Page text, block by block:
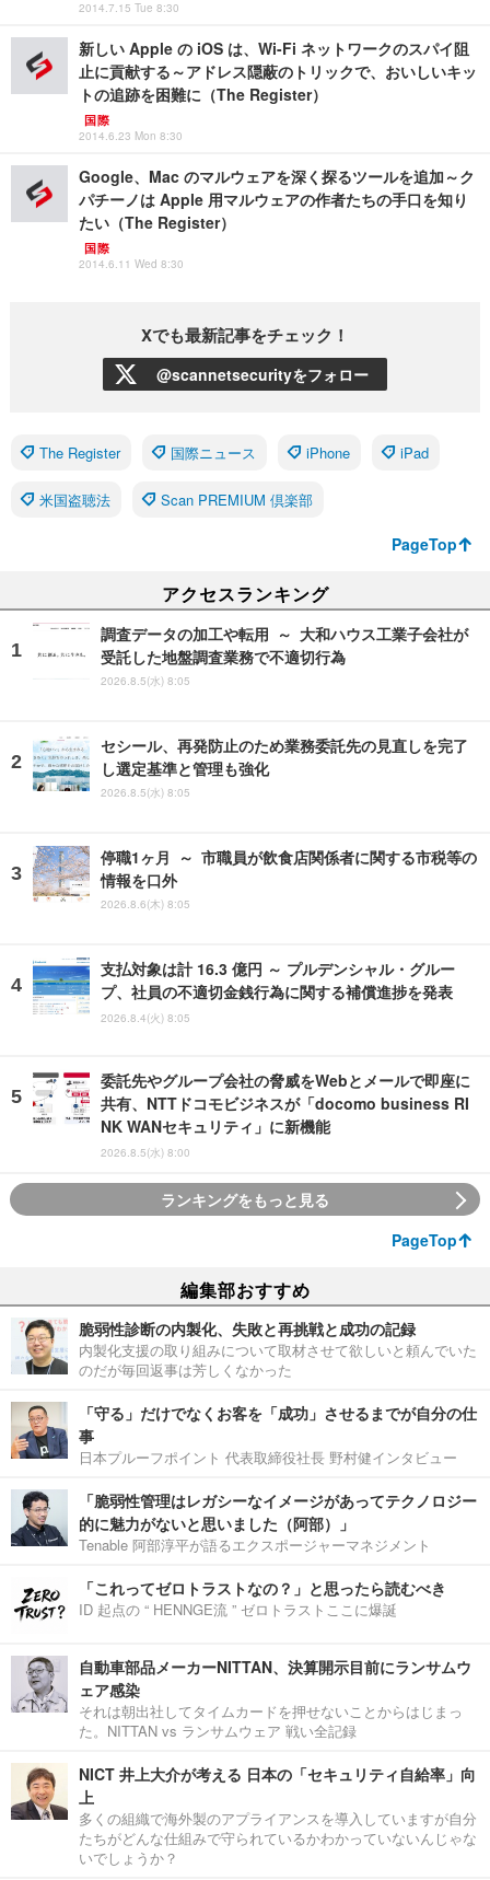
2014.7.15 Tue 8:30
新しい Apple の iOS は、Wi-Fi ネットワークのスパイ阻
止に貢献する～アドレス隠蔽のトリックで、おいしいキッ
トの追跡を困難に（The Register）
国際
2014.6.23 Mon 8:30
Google、Mac のマルウェアを深く探るツールを追加～ク
パチーノは Apple 用マルウェアの作者たちの手口を知り
たい（The Register）
国際
2014.6.11 Wed 8:30
Xでも最新記事をチェック！
@scannetsecurityをフォロー
The Register 国際ニュース iPhone iPad
米国盗聴法 Scan PREMIUM 倶楽部
PageTop
アクセスランキング
調査データの加工や転用 ～ 大和ハウス工業子会社が
受託した地盤調査業務で不適切行為
2026.8.5(水) 8:05
セシール、再発防止のため業務委託先の見直しを完了
し選定基準と管理も強化
2026.8.5(水) 8:05
停職1ヶ月 ～ 市職員が飲食店関係者に関する市税等の
情報を口外
2026.8.6(木) 8:05
支払対象は計 16.3 億円 ～ プルデンシャル・グルー
プ、社員の不適切金銭行為に関する補償進捗を発表
2026.8.4(火) 8:05
委託先やグループ会社の脅威をWebとメールで即座に
共有、NTTドコモビジネスが「docomo business RI
NK WANセキュリティ」に新機能
2026.8.5(水) 8:00
ランキングをもっと見る
PageTop
編集部おすすめ
脆弱性診断の内製化、失敗と再挑戦と成功の記録
内製化支援の取り組みについて取材させて欲しいと頼んでいた
のだが毎回返事は芳しくなかった
「守る」だけでなくお客を「成功」させるまでが自分の仕
事
日本プルーフポイント 代表取締役社長 野村健インタビュー
「脆弱性管理はレガシーなイメージがあってテクノロジー
的に魅力がないと思いました（阿部）」
Tenable 阿部淳平が語るエクスポージャーマネジメント
「これってゼロトラストなの？」と思ったら読むべき
ID 起点の “ HENNGE流 ” ゼロトラストここに爆誕
自動車部品メーカーNITTAN、決算開示目前にランサムウ
ェア感染
それは朝出社してタイムカードを押せないことからはじまっ
た。NITTAN vs ランサムウェア 戦い全記録
NICT 井上大介が考える 日本の「セキュリティ自給率」向
上
多くの組織で海外製のアプライアンスを導入していますが自分
たちがどんな仕組みで守られているかわかっていないんじゃな
いでしょうか？